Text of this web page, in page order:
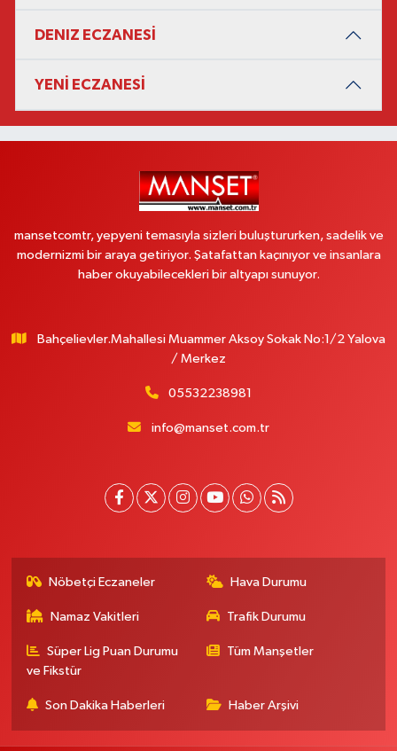
DENIZ ECZANESİ
YENİ ECZANESİ
mansetcomtr, yepyeni temasıyla sizleri buluştururken, sadelik ve
modernizmi bir araya getiriyor. Şatafattan kaçınıyor ve insanlara
haber okuyabilecekleri bir altyapı sunuyor.
Bahçelievler.Mahallesi Muammer Aksoy Sokak No:1/2 Yalova
/ Merkez
05532238981
info@manset.com.tr
Nöbetçi Eczaneler Hava Durumu
Namaz Vakitleri Trafik Durumu
Süper Lig Puan Durumu
ve Fikstür
Tüm Manşetler
Son Dakika Haberleri Haber Arşivi